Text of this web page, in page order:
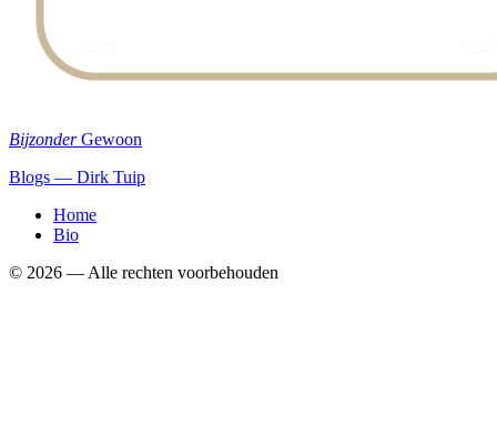
Bijzonder Gewoon
Blogs — Dirk Tuip
Home
Bio
© 2026 — Alle rechten voorbehouden